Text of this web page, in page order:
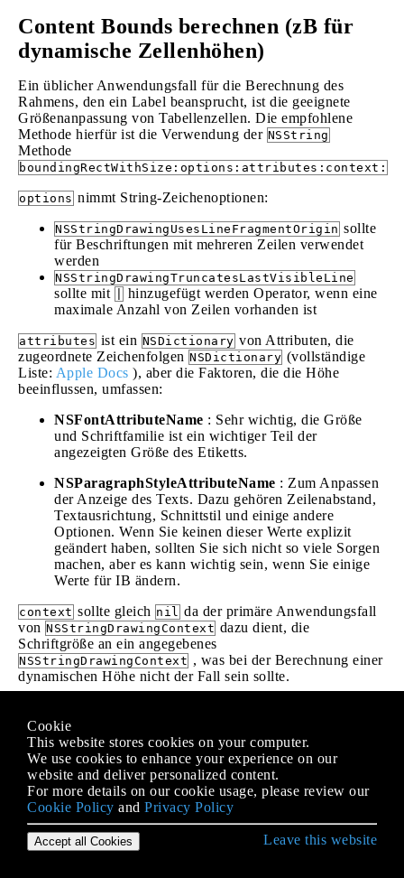
Content Bounds berechnen (zB für
dynamische Zellenhöhen)
Ein üblicher Anwendungsfall für die Berechnung des
Rahmens, den ein Label beansprucht, ist die geeignete
Größenanpassung von Tabellenzellen. Die empfohlene
Methode hierfür ist die Verwendung der NSString
Methode
boundingRectWithSize:options:attributes:context:
options nimmt String-Zeichenoptionen:
NSStringDrawingUsesLineFragmentOrigin sollte
für Beschriftungen mit mehreren Zeilen verwendet
werden
NSStringDrawingTruncatesLastVisibleLine
sollte mit
hinzugefügt werden Operator, wenn eine
maximale Anzahl von Zeilen vorhanden ist
attributes ist ein NSDictionary von Attributen, die
zugeordnete Zeichenfolgen NSDictionary (vollständige
Liste: Apple Docs ), aber die Faktoren, die die Höhe
beeinflussen, umfassen:
NSFontAttributeName : Sehr wichtig, die Größe
und Schriftfamilie ist ein wichtiger Teil der
angezeigten Größe des Etiketts.
NSParagraphStyleAttributeName : Zum Anpassen
der Anzeige des Texts. Dazu gehören Zeilenabstand,
Textausrichtung, Schnittstil und einige andere
Optionen. Wenn Sie keinen dieser Werte explizit
geändert haben, sollten Sie sich nicht so viele Sorgen
machen, aber es kann wichtig sein, wenn Sie einige
Werte für IB ändern.
context sollte gleich nil da der primäre Anwendungsfall
von NSStringDrawingContext dazu dient, die
Schriftgröße an ein angegebenes
NSStringDrawingContext , was bei der Berechnung einer
dynamischen Höhe nicht der Fall sein sollte.
- (CGFloat)tableView:(UITableView *)tableView
UITableViewCell *cell = [tableView
    NSString *labelContent = cell.theLabel.text;
// you may choose to get the content
//    NSString *labelContent = [self.dataSource
// value may be hardcoded if retrieved from
Cookie
This website stores cookies on your computer.
We use cookies to enhance your experience on our
website and deliver personalized content.
For more details on our cookie usage, please review our
Cookie Policy and Privacy Policy
Accept all Cookies Leave this website